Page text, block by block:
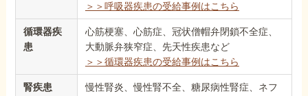
＞＞呼吸器疾患の受給事例はこちら
循環器疾
患
心筋梗塞、心筋症、冠状僧帽弁閉鎖不全症、
大動脈弁狭窄症、先天性疾患など
＞＞循環器疾患の受給事例はこちら
腎疾患
慢性腎炎、慢性腎不全、糖尿病性腎症、ネフ